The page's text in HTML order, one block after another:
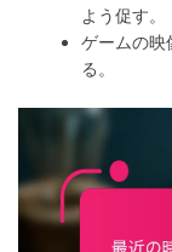
よう促す。
ゲームの映
る。